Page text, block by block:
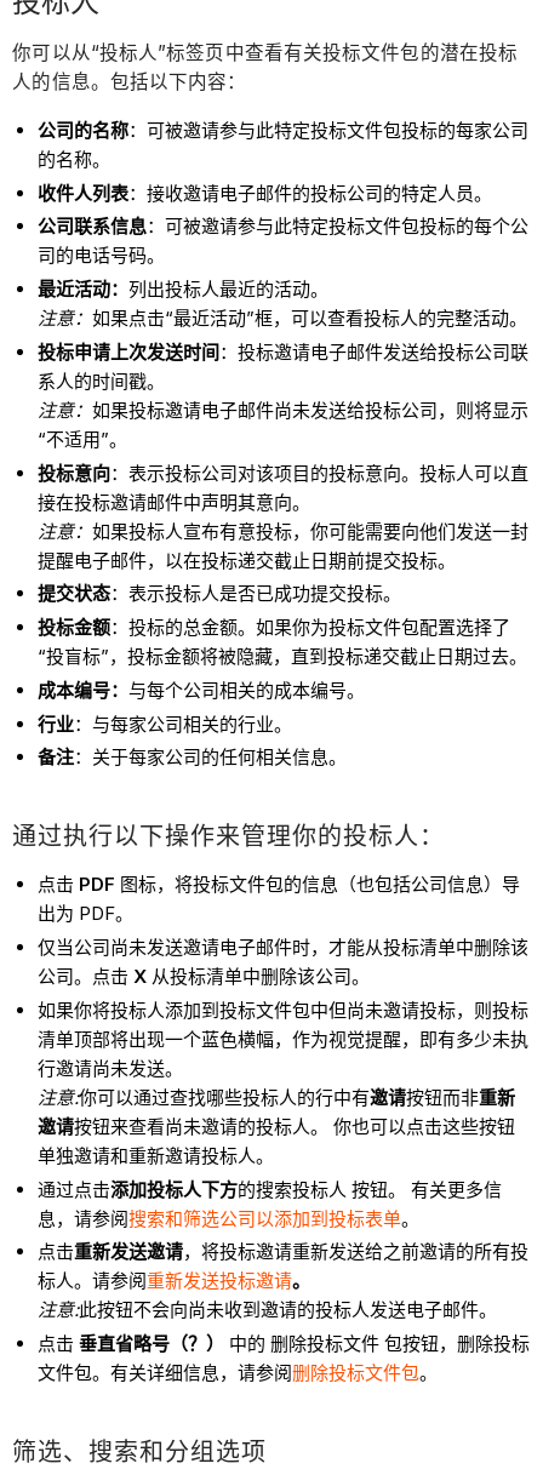
你可以从“投标人”标签页中查看有关投标文件包的潜在投标
人的信息。包括以下内容：
公司的名称：可被邀请参与此特定投标文件包投标的每家公司
的名称。
收件人列表：接收邀请电子邮件的投标公司的特定人员。
公司联系信息：可被邀请参与此特定投标文件包投标的每个公
司的电话号码。
最近活动： 列出投标人最近的活动。
注意：如果点击“最近活动”框，可以查看投标人的完整活动。
投标申请上次发送时间：投标邀请电子邮件发送给投标公司联
系人的时间戳。
注意：如果投标邀请电子邮件尚未发送给投标公司，则将显示
“不适用”。
投标意向：表示投标公司对该项目的投标意向。投标人可以直
接在投标邀请邮件中声明其意向。
注意：如果投标人宣布有意投标，你可能需要向他们发送一封
提醒电子邮件，以在投标递交截止日期前提交投标。
提交状态：表示投标人是否已成功提交投标。
投标金额：投标的总金额。如果你为投标文件包配置选择了
“投盲标”，投标金额将被隐藏，直到投标递交截止日期过去。
成本编号：与每个公司相关的成本编号。
行业：与每家公司相关的行业。
备注：关于每家公司的任何相关信息。
通过执行以下操作来管理你的投标人：
点击 PDF 图标，将投标文件包的信息（也包括公司信息）导
出为 PDF。
仅当公司尚未发送邀请电子邮件时，才能从投标清单中删除该
公司。点击X 从投标清单中删除该公司。
如果你将投标人添加到投标文件包中但尚未邀请投标，则投标
清单顶部将出现一个蓝色横幅，作为视觉提醒，即有多少未执
行邀请尚未发送。
注意:你可以通过查找哪些投标人的行中有邀请按钮而非重新
邀请按钮来查看尚未邀请的投标人。 你也可以点击这些按钮
单独邀请和重新邀请投标人。
通过点击添加投标人下方的搜索投标人 按钮。 有关更多信
息，请参阅搜索和筛选公司以添加到投标表单。
点击重新发送邀请，将投标邀请重新发送给之前邀请的所有投
标人。请参阅重新发送投标邀请。
注意:此按钮不会向尚未收到邀请的投标人发送电子邮件。
点击 垂直省略号（？）
中的 删除投标文件 包按钮，删除投标
文件包。有关详细信息，请参阅删除投标文件包。
筛选、搜索和分组选项